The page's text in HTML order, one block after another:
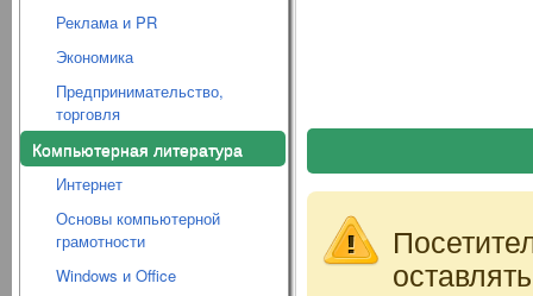
Реклама и PR
Экономика
Предпринимательство,
торговля
Компьютерная литература
Интернет
Основы компьютерной
грамотности
Windows и Office